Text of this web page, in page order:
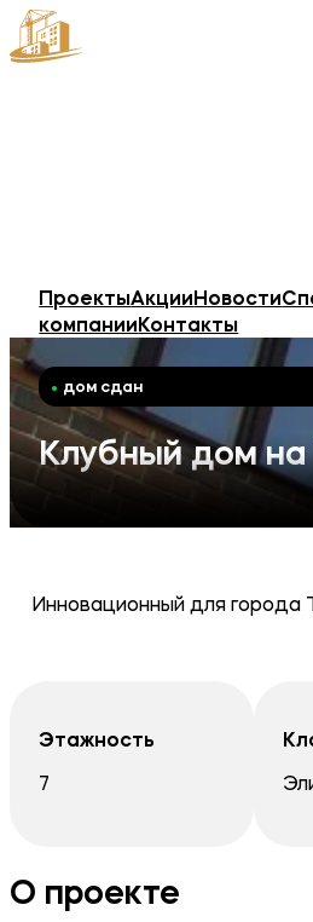
ПроектыАкцииНовости
компанииКонтакты
дом сдан
Клубный дом
Инновационный для
Этажность
7
О проекте